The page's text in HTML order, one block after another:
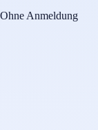
Ohne Anmeldung